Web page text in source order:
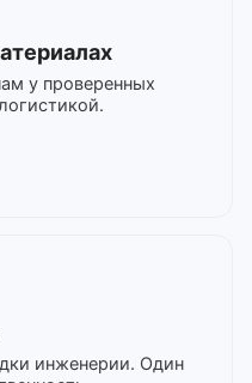
у проверенных
инженерии. Один